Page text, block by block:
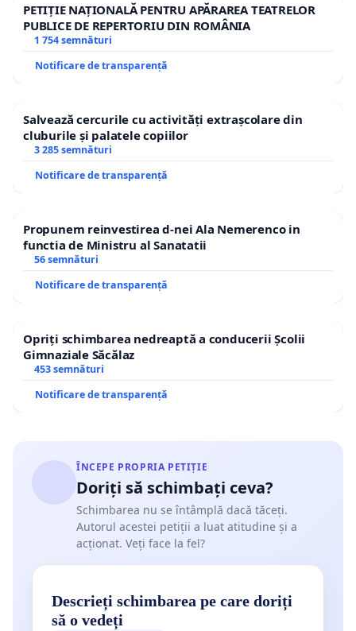
PETIȚIE NAȚIONALĂ PENTRU APĂRAREA TEATRELOR
PUBLICE DE REPERTORIU DIN ROMÂNIA
1 754 semnături
Notificare de transparență
Salvează cercurile cu activități extrașcolare din
cluburile și palatele copiilor
3 285 semnături
Notificare de transparență
Propunem reinvestirea d-nei Ala Nemerenco in
functia de Ministru al Sanatatii
56 semnături
Notificare de transparență
Opriți schimbarea nedreaptă a conducerii Școlii
Gimnaziale Săcălaz
453 semnături
Notificare de transparență
ÎNCEPE PROPRIA PETIȚIE
Doriți să schimbați ceva?
Schimbarea nu se întâmplă dacă tăceți.
Autorul acestei petiții a luat atitudine și a
acționat. Veți face la fel?
Descrieți schimbarea pe care doriți
să o vedeți